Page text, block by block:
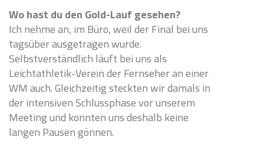
Wo hast du den Gold-Lauf gesehen?
Ich nehme an, im Büro, weil der Final bei uns
tagsüber ausgetragen wurde.
Selbstverständlich läuft bei uns als
Leichtathletik-Verein der Fernseher an einer
WM auch. Gleichzeitig steckten wir damals in
der intensiven Schlussphase vor unserem
Meeting und konnten uns deshalb keine
langen Pausen gönnen.